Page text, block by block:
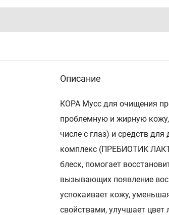
Описание
КОРА Мусс для очищения
проблемную и жирную кожу,
числе с глаз) и средств
комплекс (ПРЕБИОТИК
блеск, помогает
вызывающих появление
успокаивает кожу,
свойствами, улучшает цвет